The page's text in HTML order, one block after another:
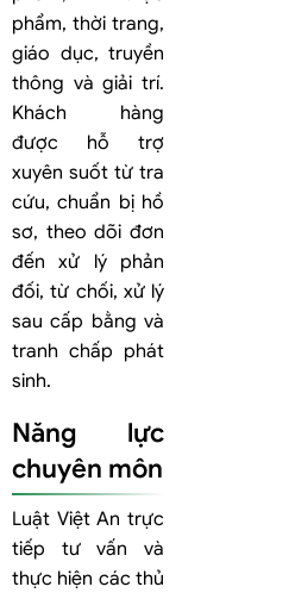
phẩm, thời trang,
giáo dục, truyền
thông và giải trí.
Khách hàng
được hỗ trợ
xuyên suốt từ tra
cứu, chuẩn bị hồ
sơ, theo dõi đơn
đến xử lý phản
đối, từ chối, xử lý
sau cấp bằng và
tranh chấp phát
sinh.
Năng lực
chuyên môn
Luật Việt An trực
tiếp tư vấn và
thực hiện các thủ